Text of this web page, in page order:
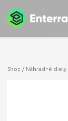
Shop / Náhradné diely